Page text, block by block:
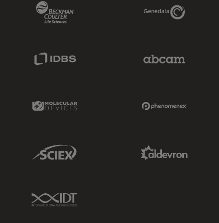
Genedata Link
Molecular Devices Link
Sciex Link
IDT Link